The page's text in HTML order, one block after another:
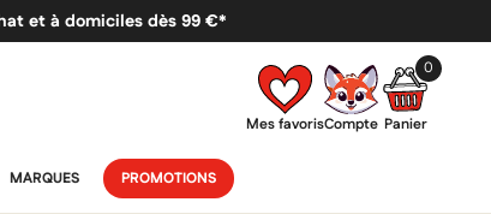
et à domiciles dès 99 €*
Mes favorisCompte
0
Panier
MARQUES PROMOTIONS